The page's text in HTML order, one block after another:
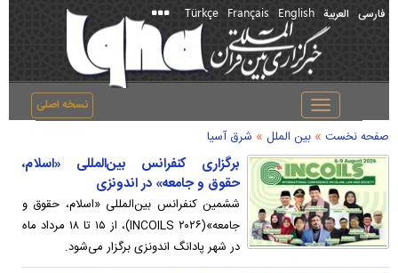
فارسی العربیة English
Français
Türkçe
نسخه اصلی
Toggle
navigation
صفحه نخست » بین الملل » شرق آسیا
برگزاری کنفرانس بین‌المللی «اسلام،
حقوق و جامعه» در اندونزی
ششمین کنفرانس بین‌المللی «اسلام، حقوق و
جامعه»(INCOILS ۲۰۲۶)، از ۱۵ تا ۱۸ مرداد ماه
در شهر پادانگ اندونزی برگزار می‌شود.